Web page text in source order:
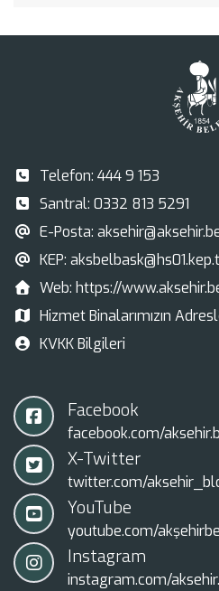
Telefon: 444 9 153
Santral: 0332 813 5291
E-Posta:
KEP:
Web: https://
Hizmet Binalarımızın
KVKK Bilgileri
Facebook
facebook.com/
X-Twitter
twitter.com/
YouTube
youtube.com/
Instagram
instagram.com/